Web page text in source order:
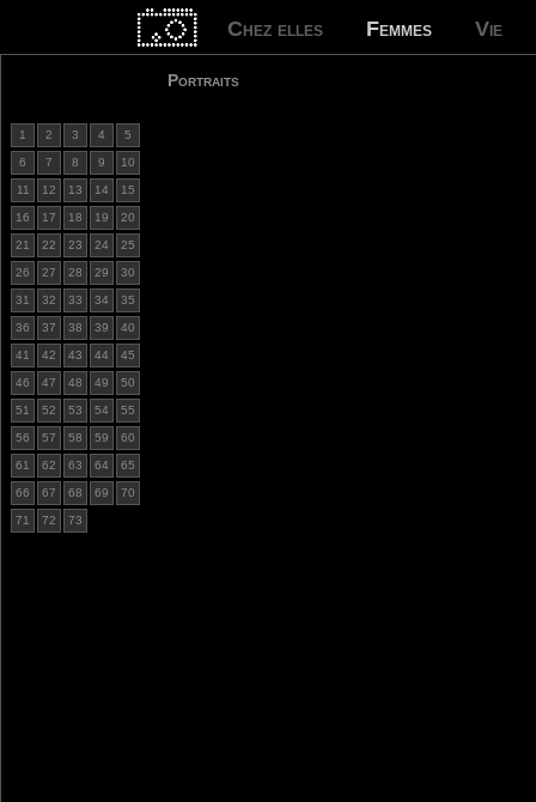
Chez elles Femmes Vie
Portraits
1 2 3 4 5
6 7 8 9 10
11 12 13 14 15
16 17 18 19 20
21 22 23 24 25
26 27 28 29 30
31 32 33 34 35
36 37 38 39 40
41 42 43 44 45
46 47 48 49 50
51 52 53 54 55
56 57 58 59 60
61 62 63 64 65
66 67 68 69 70
71 72 73